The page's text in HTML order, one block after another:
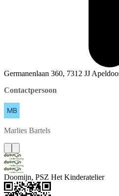
Germanenlaan 360, 7312 JJ
Contactpersoon
Marlies Bartels
Doomijn, PSZ Het Kinderatelier